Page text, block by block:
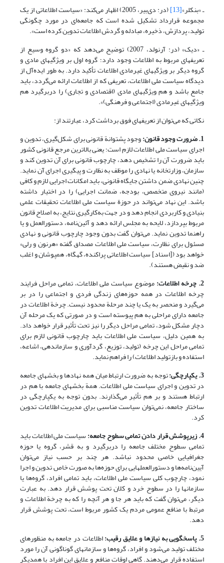
ـ «بنکلر»[13] (در: دی‌بیر، 2005) اظهار می‌کند: «سیاست اطلاعاتی از یک
مجموعه قرارداد تشکیل شده است که جامعه‌ای در مورد چگونگی
تولید، پردازش، ذخیره، مبادله و گردش اطلاعات تدوین کرده است».
ـ «دیک» (در: آرنولد، 2007) توضیح می‌دهد که «دو گروه وسیع از
تعریفهای مربوط به اطلاعات وجود دارد؛ گروه اول بر ویژگیهای مادی و
گروه دیگر بر ویژگیهای غیرمادی اطلاعات تأکید دارد. به طور ایده‌آل از
دیدگاه سیاست ملی اطلاعات، تعریفی که از اطلاعات ارائه می‌گردد، باید
جامع باشد و هم ویژگیهای مادی (اقتصادی و تجاری) را دربرگیرد هم
ویژگیهای غیرمادی (اجتماعی و فرهنگی)».
نکاتی که می‌توان از تعریفهای فوق برداشت کرد، عبارتند از:
1. ضرورت وجود قانون:
وجود پشتوانة قانونی برای شکل‌‌گیری، تدوین و
اجرای سیاست ملی اطلاعات لازم است؛ یعنی بالاترین مرجع قانونی کشور
باید ضرورت آن را تشخیص دهد، چارچوب قانونی برای آن تدوین کند و
سازمان، وزارتخانه یا نهادی را موظف به نظارت و پیگیری اجرای آن نماید.
چنین نهادی ضمن داشتن جایگاه قانونی، باید امکانات اجرایی لازم و کافی
(مانند نیروی متخصص، بودجه، ضمانت اجرایی) را در اختیار داشته
باشد. این نهاد می‌تواند در حوزة سیاست ملی اطلاعات تحقیقات علمی
بنیادی و کاربردی انجام دهد و در جهت به‌کارگیری نتایج، به اصلاح قانون
مربوط بپردازد، لایحه به مجلس ارائه دهد و آئین‌نامه، دستورالعمل و یا
راهنما تدوین نماید. می‌توان گفت بدون وجود چارچوب قانونی و نهادی
مسئول برای نظارت، سیاست ملی اطلاعات مصداق گفته «هرنون و رلی»
خواهد بود ([اسناد] سیاست اطلاعاتی پراکنده، گهگاه، همپوشان و اغلب
ضد و نقیض هستند).
2. چرخه اطلاعات:
موضوع سیاست ملی اطلاعات، تمامی مراحل فرایند
چرخه اطلاعات در همه حوزه‌های زندگی فردی و اجتماعی را در بر
می‌گیرد و منحصر به یک یا چند مرحلة محدود نیست. چرخة اطلاعات در
جامعه دارای مراحلی به هم پیوسته است و در صورتی که یک مرحله آن
دچار مشکل شود، تمامی مراحل دیگر را نیز تحت تأثیر قرار خواهد داد.
به همین دلیل، سیاست ملی اطلاعات باید چارچوب قانونی لازم برای
تمامی مراحل این چرخه (تولید، توزیع، گردآوری و سازماندهی، اشاعه،
استفاده و بازتولید اطلاعات) را فراهم نماید.
3. یکپارچگی:
توجه به ضرورت ارتباط میان همه نهادها و بخشهای جامعه
در تدوین و اجرای سیاست ملی اطلاعات. همة بخشهای جامعه با هم در
ارتباط هستند و بر هم تأثیر می‌گذارند. بدون توجه به یکپارچگی در
ساختار جامعه، نمی‌توان سیاست مناسبی برای مدیریت اطلاعات تدوین
کرد.
4. زیرپوشش قرار دادن تمامی سطوح جامعه:
سیاست ملی اطلاعات باید
تمامی سطوح مختلف جامعه را دربرگیرد و به قشر، گروه یا حوزه
جغرافیایی خاصی محدود نباشد. هر چند بر حسب نیاز می‌توان
آیین‌نامه‌ها و دستورالعملهایی برای حوزه‌ها به صورت خاص تدوین و اجرا
نمود، چارچوب کلی سیاست ملی اطلاعات، باید تمامی افراد، گروه‌ها یا
سازمانها را در سطوح خرد و کلان تحت پوشش قرار دهد. به عبارت
دیگر، می‌توان گفت که باید هر جا و هر آنچه را که به چرخة اطلاعات و
مرتبط با منافع عمومی مردم یک کشور مربوط است، تحت پوشش قرار
دهد.
5. پاسخگویی به نیازها و علایق رقیب:
اطلاعات در جامعه به منظورهای
مختلف تولید می‌شود و افراد، گروه‌ها و سازمانهای گوناگونی آن را مورد
استفاده قرار می‌دهند. گاهی اوقات منافع و علایق این افراد با همدیگر